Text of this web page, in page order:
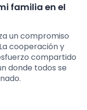
familia en el
un compromiso
cooperación y
compartido
donde todos se